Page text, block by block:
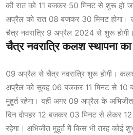
की रात को 11 बजकर 50 मिनट से शुरू हो
अप्रैल को रात 08 बजकर 30 मिनट होगा।
चैत्र नवरात्रि 9 अप्रैल 2024 से शुरू होगी।
चैत्र नवरात्रि कलश स्थापना का
09 अप्रैल से चैत्र नवरात्रि शुरू होगी।
अप्रैल को सुबह 06 बजकर 11 मिनट से 10
मुहूर्त रहेगा। वहीं अगर 09 अप्रैल के
दिन दोपहर 12 बजकर 03 मिनट से लेकर
रहेगा। अभिजीत मुहूर्त मेंकिस भी तरह कोई